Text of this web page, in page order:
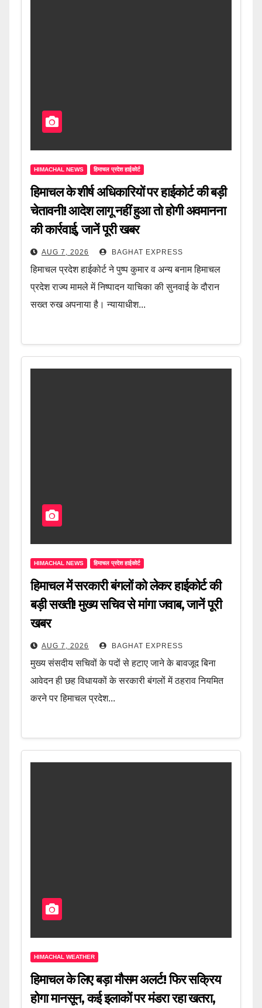
HIMACHAL NEWS हिमाचल प्रदेश हाईकोर्ट
हिमाचल के शीर्ष अधिकारियों पर हाईकोर्ट की बड़ी
चेतावनी! आदेश लागू नहीं हुआ तो होगी अवमानना
की कार्रवाई, जानें पूरी खबर
AUG 7, 2026 BAGHAT EXPRESS
हिमाचल प्रदेश हाईकोर्ट ने पुष्प कुमार व अन्य बनाम हिमाचल
प्रदेश राज्य मामले में निष्पादन याचिका की सुनवाई के दौरान
सख्त रुख अपनाया है। न्यायाधीश...
HIMACHAL NEWS हिमाचल प्रदेश हाईकोर्ट
हिमाचल में सरकारी बंगलों को लेकर हाईकोर्ट की
बड़ी सख्ती! मुख्य सचिव से मांगा जवाब, जानें पूरी
खबर
AUG 7, 2026 BAGHAT EXPRESS
मुख्य संसदीय सचिवों के पदों से हटाए जाने के बावजूद बिना
आवेदन ही छह विधायकों के सरकारी बंगलों में ठहराव नियमित
करने पर हिमाचल प्रदेश...
HIMACHAL WEATHER
हिमाचल के लिए बड़ा मौसम अलर्ट! फिर सक्रिय
होगा मानसून, कई इलाकों पर मंडरा रहा खतरा,